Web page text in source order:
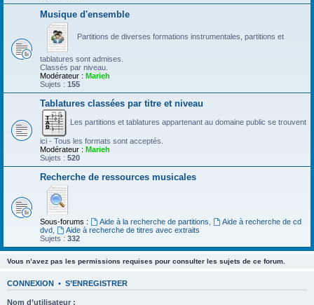
Musique d'ensemble
Partitions de diverses formations instrumentales, partitions et
tablatures sont admises.
Classés par niveau.
Modérateur : Marieh
Sujets : 155
Tablatures classées par titre et niveau
Les partitions et tablatures appartenant au domaine public se trouvent
ici - Tous les formats sont acceptés.
Modérateur : Marieh
Sujets : 520
Recherche de ressources musicales
Sous-forums : Aide à la recherche de partitions
Aide à recherche de cd
dvd
Aide à recherche de titres avec extraits
Sujets : 332
Vous n’avez pas les permissions requises pour consulter les sujets de ce forum.
CONNEXION • S’ENREGISTRER
Nom d’utilisateur :